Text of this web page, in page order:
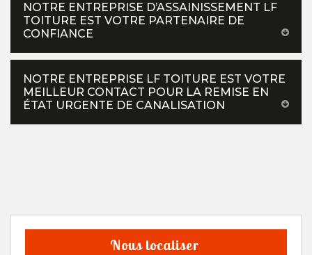
NOTRE ENTREPRISE D’ASSAINISSEMENT LF
TOITURE EST VOTRE PARTENAIRE DE
CONFIANCE
NOTRE ENTREPRISE LF TOITURE EST VOTRE
MEILLEUR CONTACT POUR LA REMISE EN
ÉTAT URGENTE DE CANALISATION
Nous localiser